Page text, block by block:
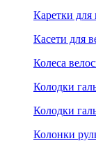
Каретки для
Касети для
Колеса
Колодки
Колодки
Колонки